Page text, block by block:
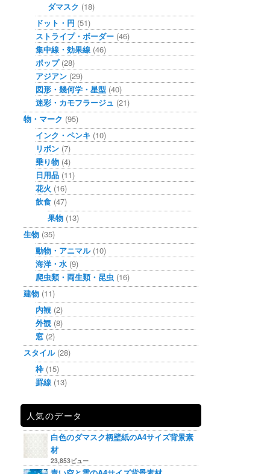
ダマスク (18)
ドット・円 (51)
ストライプ・ボーダー (46)
集中線・効果線 (46)
ポップ(28)
アジアン (29)
図形・幾何学・星型 (40)
迷彩・カモフラージュ (21)
物・マーク (95)
インク・ペンキ (10)
リボン (7)
乗り物 (4)
日用品 (11)
花火 (16)
飲食 (47)
果物 (13)
生物 (35)
動物・アニマル(10)
海洋・水 (9)
爬虫類・両生類・昆虫 (16)
建物 (11)
内観 (2)
外観 (8)
窓 (2)
スタイル(28)
枠 (15)
罫線 (13)
人気のデータ
白色のダマスク柄壁紙のA4サイズ背景素
材
23,853ビュー